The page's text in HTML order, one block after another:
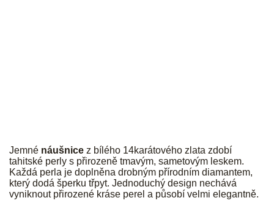
Jemné náušnice z bílého 14karátového zlata zdobí
tahitské perly s přirozeně tmavým, sametovým leskem.
Každá perla je doplněna drobným přírodním diamantem,
který dodá šperku třpyt. Jednoduchý design nechává
vyniknout přirozené kráse perel a působí velmi elegantně.